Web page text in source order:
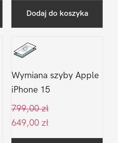
Dodaj do koszyka
Wymiana szyby Apple
iPhone 15
799,00zł
649,00 zł